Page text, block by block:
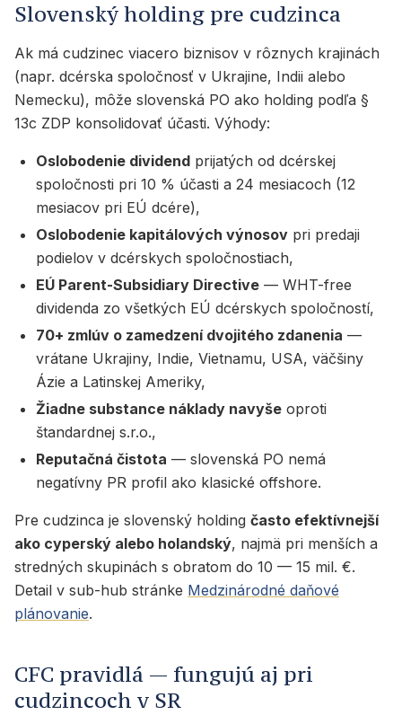
Slovenský holding pre cudzinca
Ak má cudzinec viacero biznisov v rôznych krajinách
(napr. dcérska spoločnosť v Ukrajine, Indii alebo
Nemecku), môže slovenská PO ako holding podľa §
13c ZDP konsolidovať účasti. Výhody:
Oslobodenie dividend prijatých od dcérskej
spoločnosti pri 10 % účasti a 24 mesiacoch (12
mesiacov pri EÚ dcére),
Oslobodenie kapitálových výnosov pri predaji
podielov v dcérskych spoločnostiach,
EÚ Parent-Subsidiary Directive — WHT-free
dividenda zo všetkých EÚ dcérskych spoločností,
70+ zmlúv o zamedzení dvojitého zdanenia —
vrátane Ukrajiny, Indie, Vietnamu, USA, väčšiny
Ázie a Latinskej Ameriky,
Žiadne substance náklady navyše oproti
štandardnej s.r.o.,
Reputačná čistota — slovenská PO nemá
negatívny PR profil ako klasické offshore.
Pre cudzinca je slovenský holding často efektívnejší
ako cyperský alebo holandský, najmä pri menších a
stredných skupinách s obratom do 10 — 15 mil. €.
Detail v sub-hub stránke Medzinárodné daňové
plánovanie.
CFC pravidlá — fungujú aj pri
cudzincoch v SR